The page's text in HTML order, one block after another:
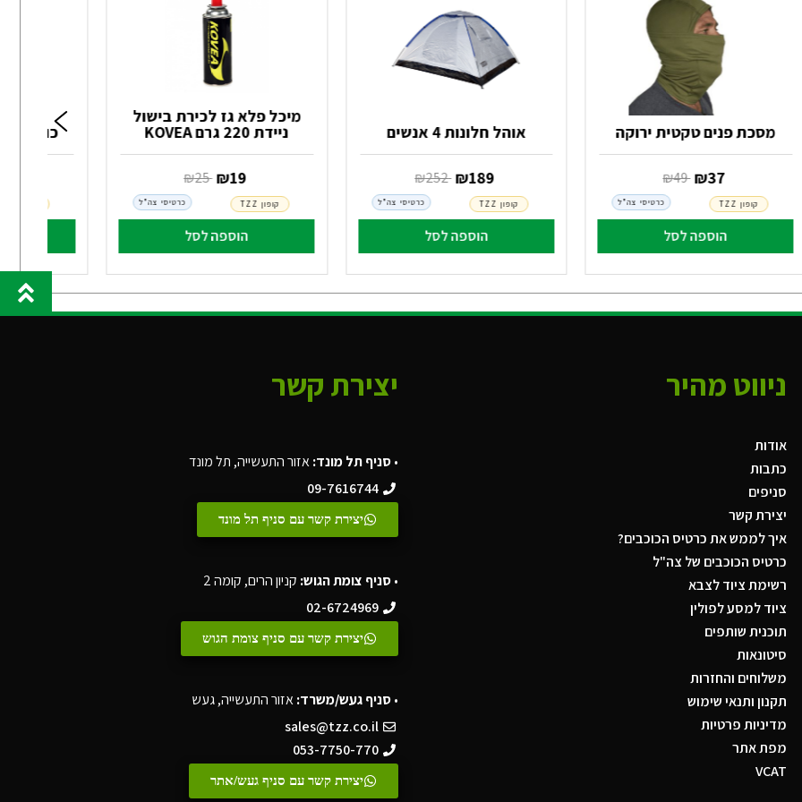
מסכת פנים טקטית ירוקה
‏ ₪
49 37
הוספה לסל
כרטיסי צה"ל קופון TZZ
אוהל חלונות 4 אנשים
‏ ₪
252 189
הוספה לסל
כרטיסי צה"ל קופון TZZ
מיכל פלא גז לכירת בישול
ניידת 220 גרם KOVEA
‏ ₪
25 19
הוספה לסל
כרטיסי צה"ל קופון TZZ
כוס
ניווט מהיר
אודות
כתבות
סניפים
יצירת קשר
איך לממש את כרטיס הכוכבים?
כרטיס הכוכבים של צה"ל
רשימת ציוד לצבא
ציוד למסע לפולין
תוכנית שותפים
סיטונאות
משלוחים והחזרות
תקנון ותנאי שימוש
מדיניות פרטיות
מפת אתר
VCAT
יצירת קשר
•סניף תל מונד:אזור התעשייה, תל מונד
09-7616744
יצירת קשר עם סניף תל מונד
•סניף צומת הגוש: קניון הרים, קומה 2
02-6724969
יצירת קשר עם סניף צומת הגוש
•סניף געש/משרד:אזור התעשייה, געש
sales@tzz.co.il
053-7750-770
יצירת קשר עם סניף געש/אתר